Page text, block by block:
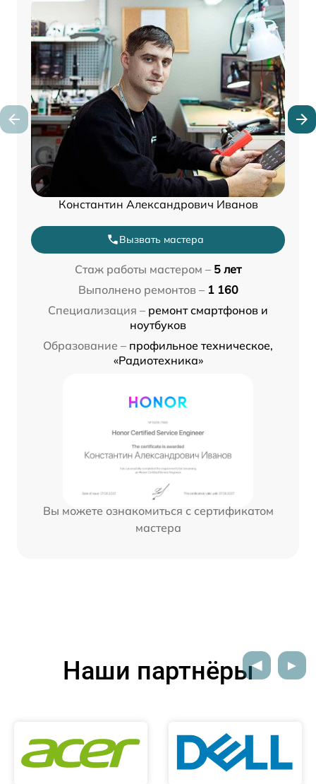
Константин Александрович Иванов
Вызвать мастера
Стаж работы мастером – 5 лет
Выполнено ремонтов – 1 160
Специализация – ремонт смартфонов и
ноутбуков
Образование – профильное техническое,
«Радиотехника»
Вы можете ознакомиться с сертификатом
мастера
Наши партнёры